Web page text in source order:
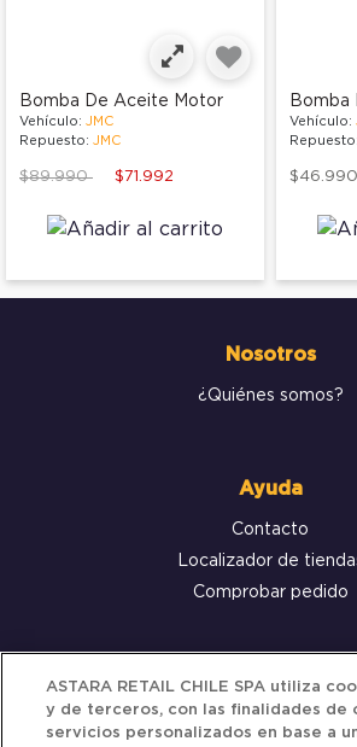
Bomba De Aceite Motor
Vehículo: JMC
Repuesto: JMC
Price reduced from
$89.990to $71.992
Bomba
Vehículo:
Repuesto:
$46.990
Nosotros
¿Quiénes somos?
Ayuda
Contacto
Localizador de
Comprobar pedido
Servicio al
Términos y
ASTARA RETAIL CHILE SPA utiliza
y de terceros, con las finalidades de
servicios personalizados en base a